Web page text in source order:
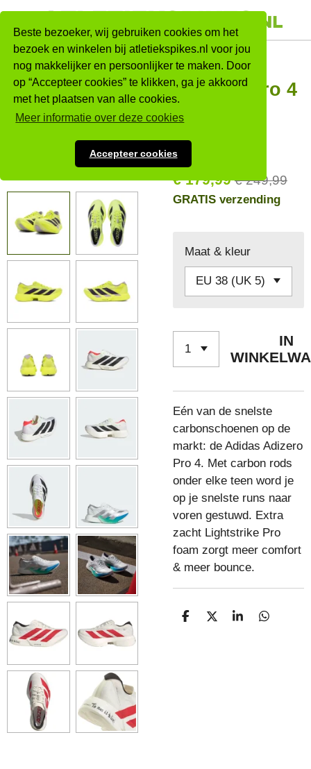
Beste bezoeker, wij gebruiken cookies om het
bezoek en winkelen bij atletiekspikes.nl voor jou
nog makkelijker en persoonlijker te maken. Door
op “Accepteer cookies” te klikken, ga je akkoord
met het plaatsen van alle cookies.
Meer informatie over deze cookies
Accepteer cookies
Ga
direct
naar
de
hoofdinhoud
Adidas
Adizero Pro 4
- Vrouwen
€ 179,99 € 249,99
GRATIS verzending
Maat & kleur
IN
Eén van de snelste
carbonschoenen op de
markt: de Adidas Adizero
Pro 4. Met carbon rods
onder elke teen word je
op je snelste runs naar
voren gestuwd. Extra
zacht Lightstrike Pro
foam zorgt meer comfort
& meer bounce.
D
D
S
D